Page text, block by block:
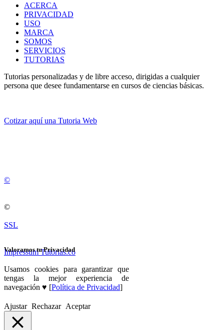
ACERCA
PRIVACIDAD
USO
MARCA
SOMOS
SERVICIOS
TUTORIAS
Tutorias personalizadas y de libre acceso, dirigidas a cualquier
persona que desee fundamentarse en cursos de ciencias básicas.
Cotizar aquí una Tutoria Web
©
©
SSL
Impressum Tutorias.co
Valoramos tu Privacidad
Usamos cookies para garantizar que
tengas la mejor experiencia de
navegación ♥ [Política de Privacidad]
Ajustar Rechazar Aceptar